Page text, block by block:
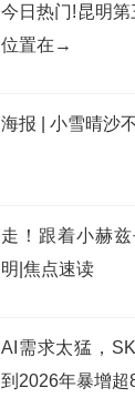
今日热门!昆明第
位置在→
海报 | 小雪晴沙
走！跟着小赫
明|焦点速读
AI需求太猛，
到2026年暴增超